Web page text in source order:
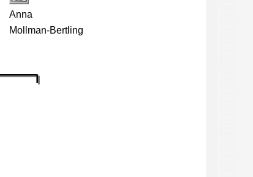
Anna
Mollman-Bertling